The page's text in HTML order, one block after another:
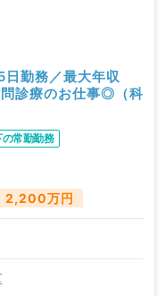
勤務／最大年収
診療のお仕事◎（科
常勤勤務
2,200万円